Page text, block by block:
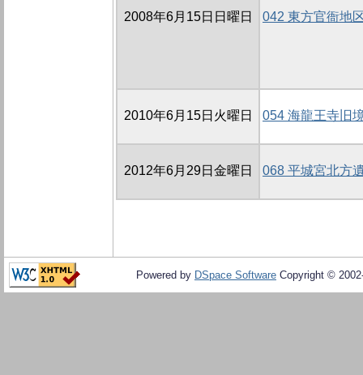
2008年6月15日日曜日 042 東方官衙地
2010年6月15日火曜日 054 海龍王寺旧
2012年6月29日金曜日 068 平城宮北方
Powered by DSpace Software Copyright ©